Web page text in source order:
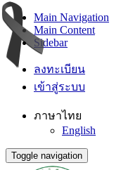
Main Navigation
Main Content
Sidebar
ลงทะเบียน
เข้าสู่ระบบ
ภาษาไทย
English
Toggle navigation